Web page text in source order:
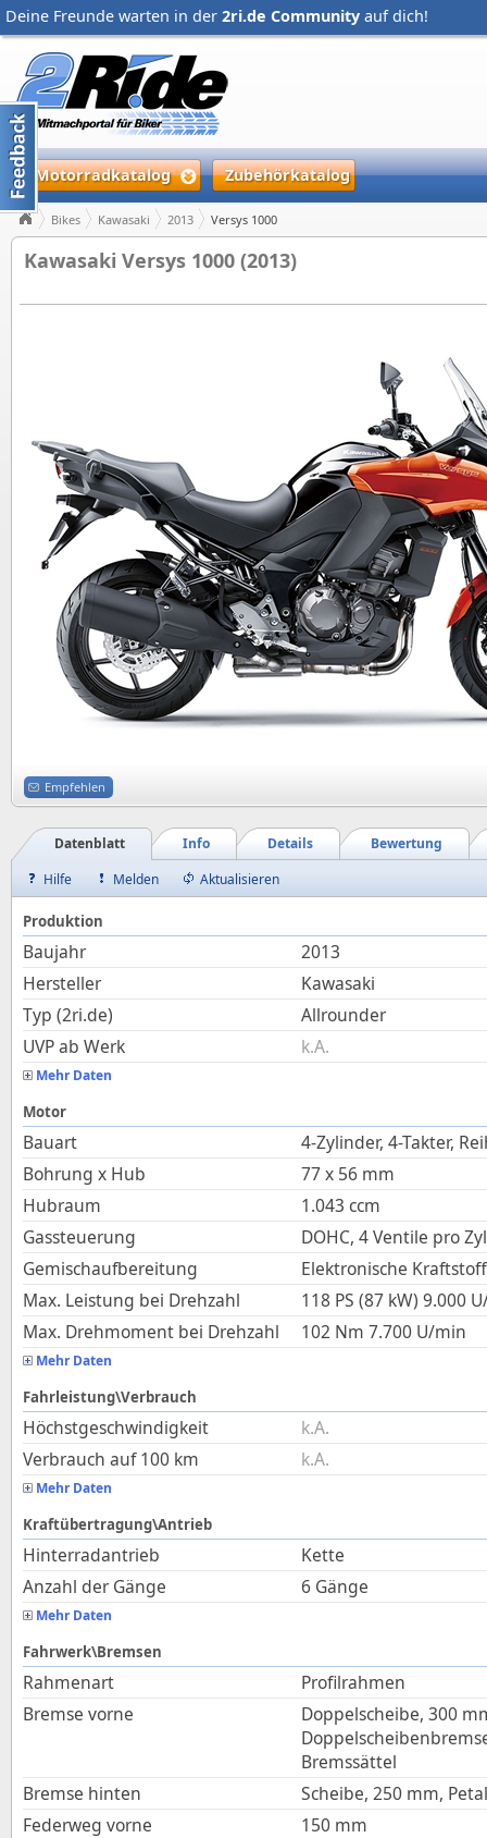
Deine Freunde warten in der 2ri.de Community auf dich!
Motorradkatalog Zubehörkatalog
Bikes Kawasaki 2013 Versys 1000
Kawasaki Versys 1000 (2013)
Empfehlen
Bewertung
Details
Info
Datenblatt
Hilfe
Melden Aktualisieren
Produktion
Baujahr
2013
Hersteller
Kawasaki
Typ (2ri.de)
Allrounder
UVP ab Werk
k.A.
Mehr Daten
Motor
Bauart
4-Zylinder, 4-Takter,
Bohrung x Hub
77x 56 mm
Hubraum
1.043 ccm
Gassteuerung
DOHC, 4 Ventile pro
Gemischaufbereitung
Elektronische
Max. Leistung bei Drehzahl
118 PS (87 kW) 9.000
Max. Drehmoment bei Drehzahl
102 Nm 7.700 U/min
Mehr Daten
Fahrleistung\Verbrauch
Höchstgeschwindigkeit
k.A.
Verbrauch auf 100 km
k.A.
Mehr Daten
Kraftübertragung\Antrieb
Hinterradantrieb
Kette
Anzahl der Gänge
6 Gänge
Mehr Daten
Fahrwerk\Bremsen
Rahmenart
Profilrahmen
Bremse vorne
Doppelscheibe, 300
Bremssättel
Bremse hinten
Scheibe, 250 mm,
Federweg vorne
150 mm